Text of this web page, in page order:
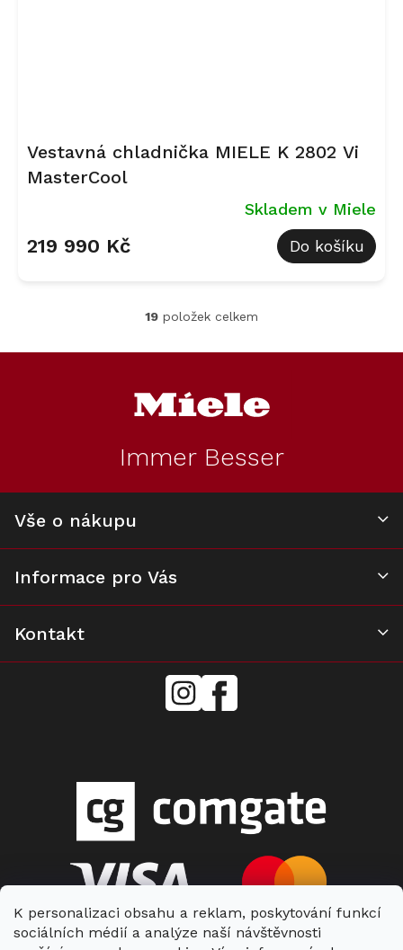
K personalizaci obsahu a reklam, poskytování funkcí
sociálních médií a analýze naší návštěvnosti
Vestavná chladnička MIELE K 2802 Vi
MasterCool
Skladem v Miele
219 990 Kč Do košíku
O
l
a
p
v
v
19 položek celkem
Immer Besser
Vše o nákupu
Informace pro Vás
Kontakt
mielecentervlasek
Miele
Center